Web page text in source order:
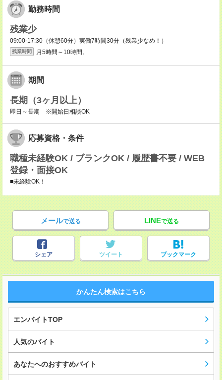
勤務時間
残業少
09:00-17:30（休憩60分）実働7時間30分（残業少なめ！）
残業時間 月5時間～10時間。
期間
長期（3ヶ月以上）
即日～長期 ※開始日相談OK
応募資格・条件
職種未経験OK / ブランクOK / 履歴書不要 / WEB
登録・面接OK
■未経験OK！
メールで送る LINEで送る
シェア ツイート ブックマーク
かんたん検索はこちら
エンバイトTOP
人気のバイト
あなたへのおすすめバイト